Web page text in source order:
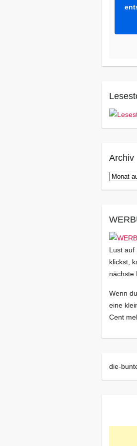
Archiv
Archiv
Lust auf
klickst,
nächste
Wenn
eine
Cent
die-